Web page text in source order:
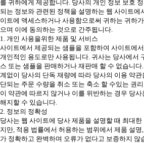
를 귀하에게 제공합니다. 당사의 개인 정보 보호
되는 정보와 관련된 정책을 설명하는 웹 사이트에
이트에 액세스하거나 사용함으로써 귀하는 귀하
으며 이에 동의하는 것으로 간주됩니다.
1. 개인 사용을위한 제품 및 서비스
사이트에서 제공되는 샘플을 포함하여 사이트에
개인적인 용도로만 사용됩니다. 귀사는 당사에서
스 또는 샘플을 판매하거나 재판매 할 수 없습니
계없이 당사의 단독 재량에 따라 당사의 이용 약
단되는 주문 수량을 취소 또는 축소 할 수있는 권
이 약관에 따르지 않거나 이를 위반하는 경우 당
해지할 수 있습니다.
2. 정보의 정확성
당사는 웹 사이트에 당사 제품을 설명할 때 최대
지만, 적용 법률에서 허용하는 범위에서 제품 설
가 정확하고 완벽하며 오류가 없다고 보증하지 않